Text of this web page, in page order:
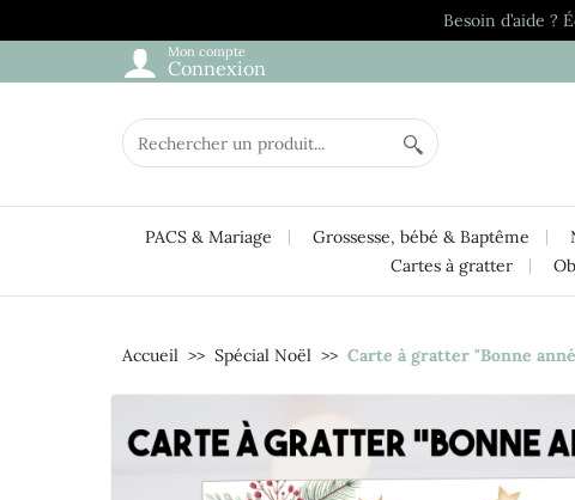
Besoin d’aide ?
Mon compte
Connexion
PACS & Mariage Grossesse, bébé & Baptême
Cartes à gratter
Accueil Spécial Noël Carte à gratter "Bonne